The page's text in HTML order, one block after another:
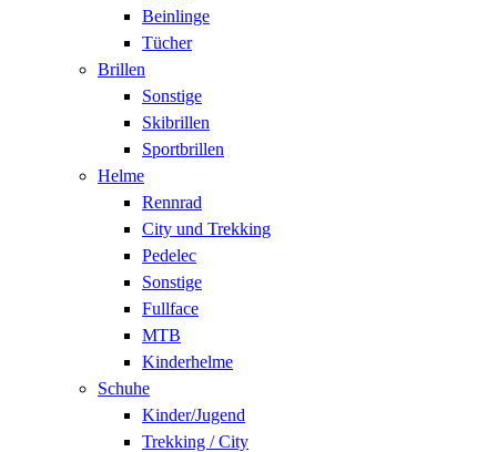
Beinlinge
Tücher
Brillen
Sonstige
Skibrillen
Sportbrillen
Helme
Rennrad
City und Trekking
Pedelec
Sonstige
Fullface
MTB
Kinderhelme
Schuhe
Kinder/Jugend
Trekking / City